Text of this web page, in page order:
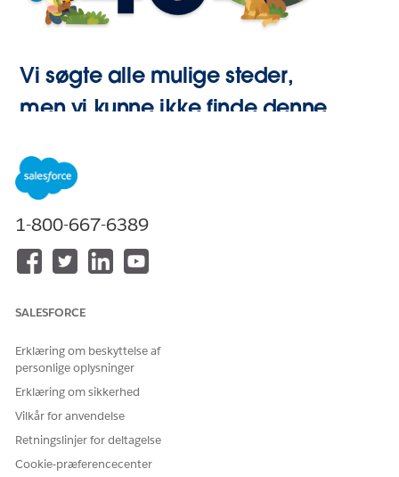
Vi søgte alle mulige steder,
men vi kunne ikke finde denne
1-800-667-6389
SALESFORCE
Erklæring om beskyttelse af
personlige oplysninger
Erklæring om sikkerhed
Vilkår for anvendelse
Retningslinjer for deltagelse
Cookie-præferencecenter